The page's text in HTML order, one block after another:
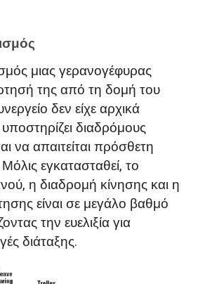
μιας γερανογέφυρας
της από τη δομή του
δεν είχε αρχικά
διαδρόμους
να απαιτείται πρόσθετη
εγκατασταθεί, το
η διαδρομή κίνησης και η
είναι σε μεγάλο βαθμό
την ευελιξία για
διάταξης.